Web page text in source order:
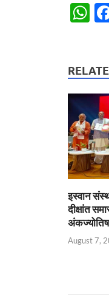
W
s
A
p
p
इस्वान
दीक्षांत
अंकज्योतिष
August 7,